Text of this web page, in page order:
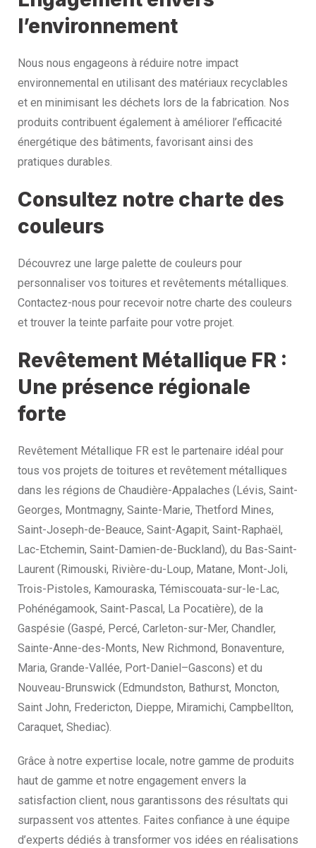
l’environnement
Nous nous engageons à réduire notre impact
environnemental en utilisant des matériaux recyclables
et en minimisant les déchets lors de la fabrication. Nos
produits contribuent également à améliorer l’efficacité
énergétique des bâtiments, favorisant ainsi des
pratiques durables.
Consultez notre charte des
couleurs
Découvrez une large palette de couleurs pour
personnaliser vos toitures et revêtements métalliques.
Contactez-nous pour recevoir notre charte des couleurs
et trouver la teinte parfaite pour votre projet.
Revêtement Métallique FR :
Une présence régionale
forte
Revêtement Métallique FR est le partenaire idéal pour
tous vos projets de toitures et revêtement métalliques
dans les régions de Chaudière-Appalaches (Lévis, Saint-
Georges, Montmagny, Sainte-Marie, Thetford Mines,
Saint-Joseph-de-Beauce, Saint-Agapit, Saint-Raphaël,
Lac-Etchemin, Saint-Damien-de-Buckland), du Bas-Saint-
Laurent (Rimouski, Rivière-du-Loup, Matane, Mont-Joli,
Trois-Pistoles, Kamouraska, Témiscouata-sur-le-Lac,
Pohénégamook, Saint-Pascal, La Pocatière), de la
Gaspésie (Gaspé, Percé, Carleton-sur-Mer, Chandler,
Sainte-Anne-des-Monts, New Richmond, Bonaventure,
Maria, Grande-Vallée, Port-Daniel–Gascons) et du
Nouveau-Brunswick (Edmundston, Bathurst, Moncton,
Saint John, Fredericton, Dieppe, Miramichi, Campbellton,
Caraquet, Shediac).
Grâce à notre expertise locale, notre gamme de produits
haut de gamme et notre engagement envers la
satisfaction client, nous garantissons des résultats qui
surpassent vos attentes. Faites confiance à une équipe
d’experts dédiés à transformer vos idées en réalisations